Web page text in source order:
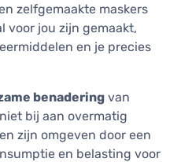
zelfgemaakte maskers
voor jou zijn gemaakt,
en je precies
benadering van
bij aan overmatig
zijn omgeven door een
en belasting voor